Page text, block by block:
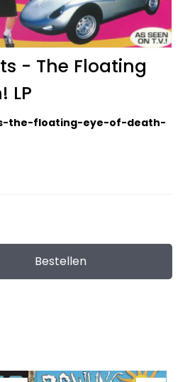
- The Floating
LP
the-floating-eye-of-death-
Bestellen